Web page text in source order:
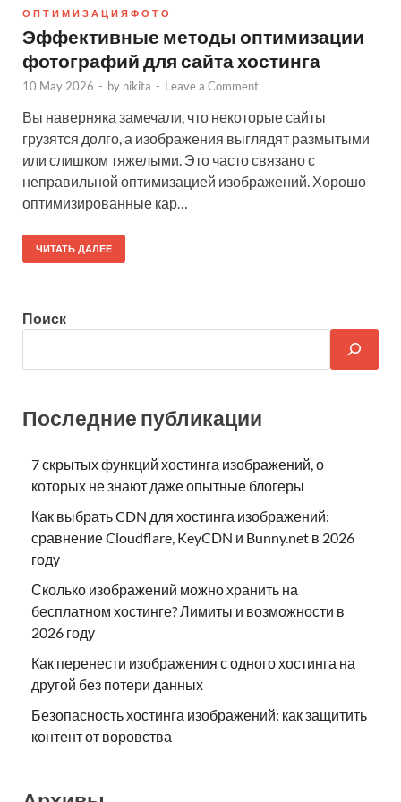
О П Т И М И З А Ц И Я Ф О Т О
Эффективные методы оптимизации
фотографий для сайта хостинга
10 May 2026 - by nikita - Leave a Comment
Вы наверняка замечали, что некоторые сайты
грузятся долго, а изображения выглядят размытыми
или слишком тяжелыми. Это часто связано с
неправильной оптимизацией изображений. Хорошо
оптимизированные кар…
ЧИТАТЬ ДАЛЕЕ
Поиск
Последние публикации
7 скрытых функций хостинга изображений, о
которых не знают даже опытные блогеры
Как выбрать CDN для хостинга изображений:
сравнение Cloudflare, KeyCDN и Bunny.net в 2026
году
Сколько изображений можно хранить на
бесплатном хостинге? Лимиты и возможности в
2026 году
Как перенести изображения с одного хостинга на
другой без потери данных
Безопасность хостинга изображений: как защитить
контент от воровства